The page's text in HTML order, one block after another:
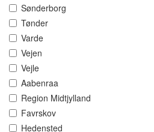
Sønderborg
Tønder
Varde
Vejen
Vejle
Aabenraa
Region Midtjylland
Favrskov
Hedensted